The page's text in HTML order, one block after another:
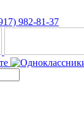
982-81-37